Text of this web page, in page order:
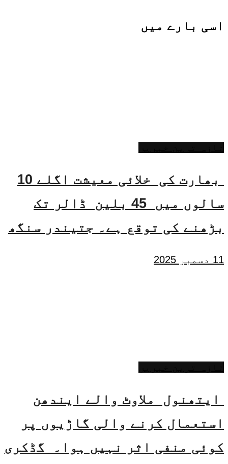
اسی بارے میں
بھارت کی خلائی معیشت اگلے 10
سالوں میں 45 بلین ڈالر تک
بڑھنے کی توقع ہے۔ جتیندر سنگھ
11 دسمبر 2025
ایتھنول ملاوٹ والے ایندھن
استعمال کرنے والی گاڑیوں پر
کوئی منفی اثر نہیں ہوا۔ گڈکری